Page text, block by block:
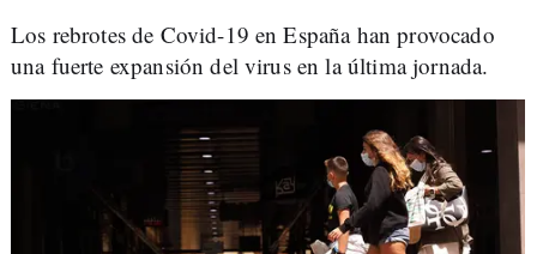
Los rebrotes de Covid-19 en España han provocado
una fuerte expansión del virus en la última jornada.